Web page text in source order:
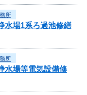
所
水場1系ろ過池修繕
所
水場等電気設備修